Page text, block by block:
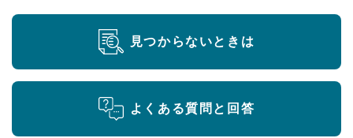
見つからないときは
よくある質問と回答